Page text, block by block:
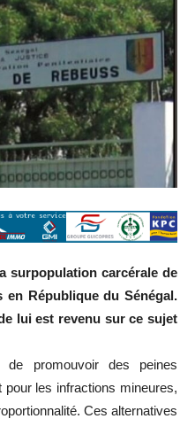
surpopulation carcérale de
en République du Sénégal.
lui est revenu sur ce sujet
promouvoir des peines
pour les infractions mineures,
Ces alternatives